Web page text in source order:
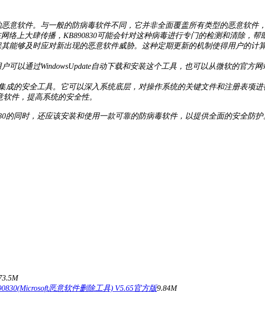
意软件。与一般的防病毒软件不同，它并非全面覆盖所有类型的恶意软
络上大肆传播，KB890830可能会针对这种病毒进行专门的检测和清除，帮
能够及时应对新出现的恶意软件威胁。这种定期更新的机制使得用户的计
可以通过WindowsUpdate自动下载和安装这个工具，也可以从微软的官方
成的安全工具。它可以深入系统底层，对操作系统的关键文件和注册表项
件，提高系统的安全性。
的同时，还应该安装和使用一款可靠的防病毒软件，以提供全面的安全防护
恶意软件删除工具) V5.65官方版9.84M